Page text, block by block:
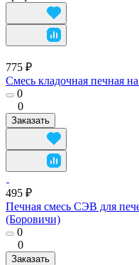
775 ₽
Смесь кладочная печная
0
0
Заказать
495 ₽
Печная смесь СЭВ для
(Боровичи)
0
0
Заказать